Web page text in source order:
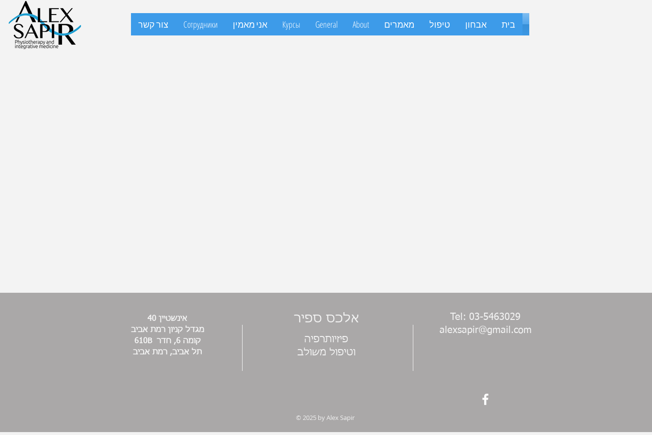
צור קשר Сотрудники אני מאמין Курсы General About מאמרים טיפול אבחון בית
אינשטיין 40
מגדל קניון רמת אביב
קומה 6, חדר 610B
תל אביב, רמת אביב
אלכס ספיר
פיזיותרפיה
וטיפול משולב
Tel: 03-5463029
alexsapir@gmail.com
© 2025 by Alex Sapir